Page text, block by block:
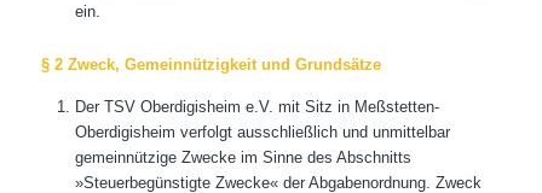
ein.
§ 2 Zweck, Gemeinnützigkeit und Grundsätze
Der TSV Oberdigisheim e.V. mit Sitz in Meßstetten-
Oberdigisheim verfolgt ausschließlich und unmittelbar
gemeinnützige Zwecke im Sinne des Abschnitts
»Steuerbegünstigte Zwecke« der Abgabenordnung. Zweck